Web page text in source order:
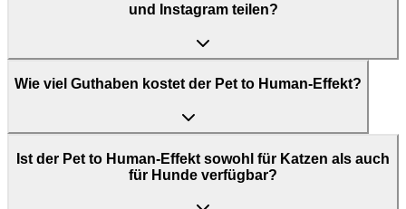
und Instagram teilen?
Wie viel Guthaben kostet der Pet to Human-Effekt?
Ist der Pet to Human-Effekt sowohl für Katzen als auch
für Hunde verfügbar?